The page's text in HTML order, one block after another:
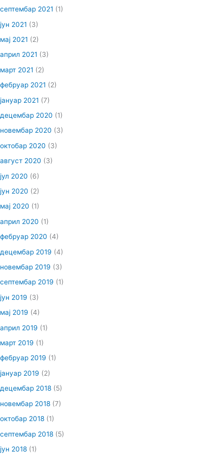
септембар 2021 (1)
јун 2021 (3)
мај 2021 (2)
април 2021 (3)
март 2021 (2)
фебруар 2021 (2)
јануар 2021 (7)
децембар 2020 (1)
новембар 2020 (3)
октобар 2020 (3)
август 2020 (3)
јул 2020 (6)
јун 2020 (2)
мај 2020 (1)
април 2020 (1)
фебруар 2020 (4)
децембар 2019 (4)
новембар 2019 (3)
септембар 2019 (1)
јун 2019 (3)
мај 2019 (4)
април 2019 (1)
март 2019 (1)
фебруар 2019 (1)
јануар 2019 (2)
децембар 2018 (5)
новембар 2018 (7)
октобар 2018 (1)
септембар 2018 (5)
јун 2018 (1)